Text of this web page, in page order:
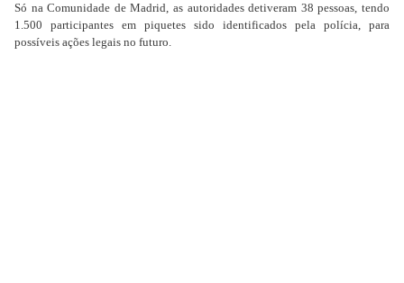
Só na Comunidade de Madrid, as autoridades detiveram 38 pessoas, tendo
1.500 participantes em piquetes sido identificados pela polícia, para
possíveis ações legais no futuro.